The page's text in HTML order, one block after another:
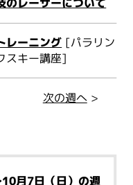
レーニング [パラリン
スキー講座]
次の週へ>
月7日（日） の週